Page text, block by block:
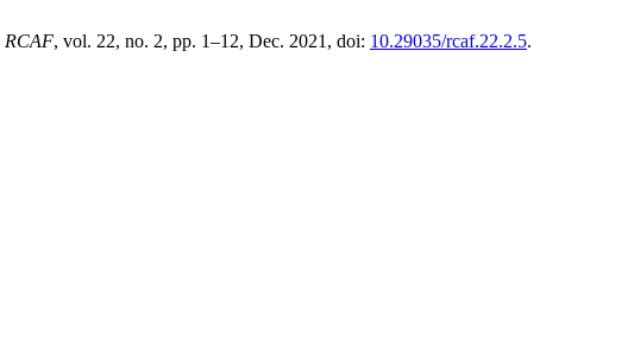
RCAF, vol. 22, no. 2, pp. 1–12, Dec. 2021, doi: 10.29035/rcaf.22.2.5.